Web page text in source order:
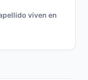
viven en